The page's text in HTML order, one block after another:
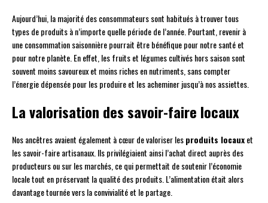
Aujourd’hui, la majorité des consommateurs sont habitués à trouver tous
types de produits à n’importe quelle période de l’année. Pourtant, revenir à
une consommation saisonnière pourrait être bénéfique pour notre santé et
pour notre planète. En effet, les fruits et légumes cultivés hors saison sont
souvent moins savoureux et moins riches en nutriments, sans compter
l’énergie dépensée pour les produire et les acheminer jusqu’à nos assiettes.
La valorisation des savoir-faire locaux
Nos ancêtres avaient également à cœur de valoriser lesproduits locauxet
les savoir-faire artisanaux. Ils privilégiaient ainsi l’achat direct auprès des
producteurs ou sur les marchés, ce qui permettait de soutenir l’économie
locale tout en préservant la qualité des produits. L’alimentation était alors
davantage tournée vers la convivialité et le partage.